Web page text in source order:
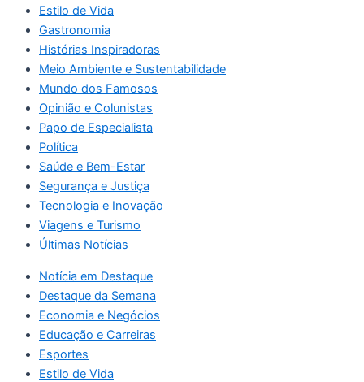
Estilo de Vida
Gastronomia
Histórias Inspiradoras
Meio Ambiente e Sustentabilidade
Mundo dos Famosos
Opinião e Colunistas
Papo de Especialista
Política
Saúde e Bem-Estar
Segurança e Justiça
Tecnologia e Inovação
Viagens e Turismo
Últimas Notícias
Notícia em Destaque
Destaque da Semana
Economia e Negócios
Educação e Carreiras
Esportes
Estilo de Vida